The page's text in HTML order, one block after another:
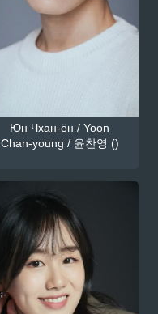
Юн Чхан-ён / Yoon
Chan-young / 윤찬영 ()